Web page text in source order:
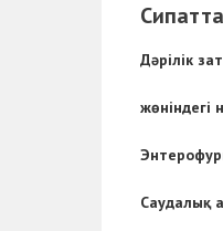
Дәрілік
жөніндегі
Саудалық